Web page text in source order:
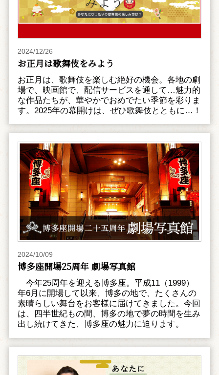
2024/12/26
お正月は歌舞伎をみよう
お正月は、歌舞伎を楽しむ絶好の機会。各地の劇
場で、映画館で、配信サービスを通して…魅力的
な作品たちが、華やかでおめでたい季節を彩りま
す。2025年の幕開けは、ぜひ歌舞伎とともに…！
2024/10/09
博多座開場25周年 劇場写真館
今年25周年を迎える博多座。平成11（1999）
年6月に開場して以来、博多の地で、たくさんの
素晴らしい舞台をお客様に届けてきました。今回
は、四半世紀もの間、博多の地で夢の時間を生み
出し続けてきた、博多座の魅力に迫ります。